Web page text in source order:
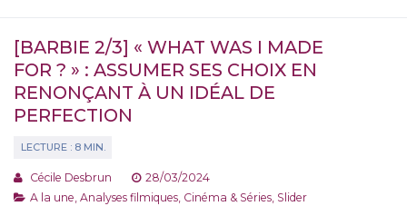
[BARBIE 2/3] « WHAT WAS I MADE
FOR ? » : ASSUMER SES CHOIX EN
RENONÇANT À UN IDÉAL DE
PERFECTION
Cécile Desbrun
28/03/2024
A la une Analyses filmiques Cinéma & Séries Slider